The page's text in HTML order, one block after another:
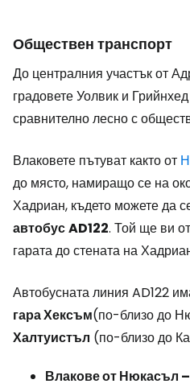
Обществен транспорт
До централния участък от
градовете Уолвик и
сравнително лесно с
Влаковете пътуват както от
до място, намиращо се на
Хадриан, където можете да
автобусAD122. Той ще ви
гарата до стената на
Автобусната линия AD122
гара Хексъм(по-близо до
Халтуистъл (по-близо до
Влакове от Нюкасъл –